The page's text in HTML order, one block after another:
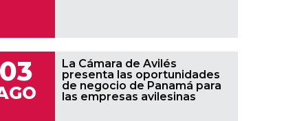
La Cámara de Avilés
presenta las oportunidades
de negocio de Panamá para
las empresas avilesinas